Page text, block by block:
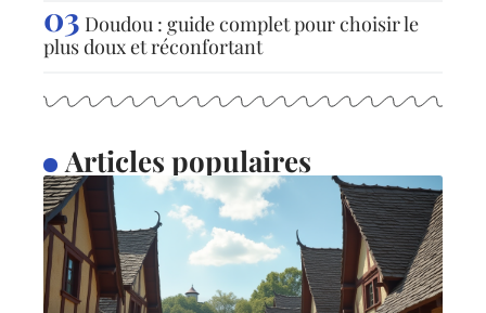
Doudou : guide complet pour choisir le
plus doux et réconfortant
Articles populaires